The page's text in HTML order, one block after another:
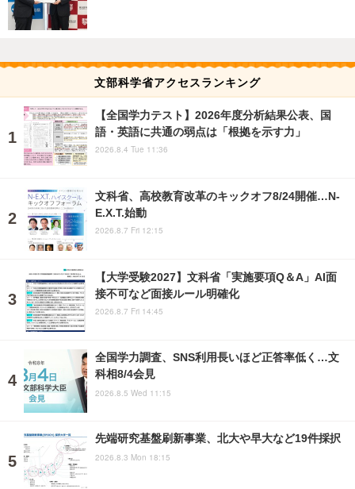
文部科学省アクセスランキング
【全国学力テスト】2026年度分析結果公表、国
語・英語に共通の弱点は「根拠を示す力」
2026.8.4 Tue 11:36
文科省、高校教育改革のキックオフ8/24開催…N-
E.X.T.始動
2026.8.7 Fri 12:15
【大学受験2027】文科省「実施要項Q＆A」AI面
接不可など面接ルール明確化
2026.8.7 Fri 14:45
全国学力調査、SNS利用長いほど正答率低く…文
科相8/4会見
2026.8.5 Wed 11:15
先端研究基盤刷新事業、北大や早大など19件採択
2026.8.3 Mon 18:15